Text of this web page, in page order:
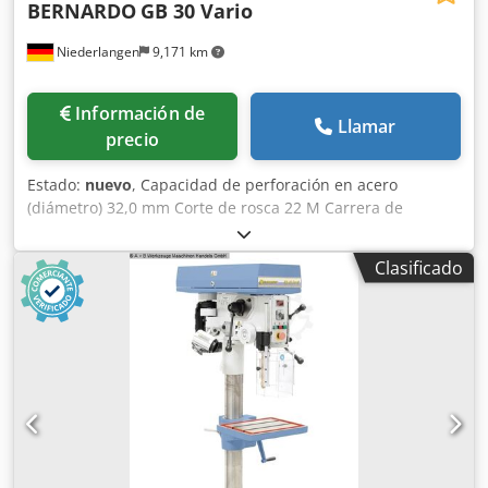
Niederlangen 9,171 km
BERNARDO GB 30 Vario
Información de
precio
Llamar
Estado: nuevo, Capacidad de perforación en acero
(diámetro) 32,0 mm Corte de rosca 22 M Carrera de
perforación 125 mm profundidad de garganta 280 mm
Cono morse 3 MK Mesa: 450 x 380 mm / ranura de 14 mm
Velocidad 70 - 3.500 rpm Avance 0,1 / 0,2 / 0,3 mm/rev
Diámetro de la columna 110 mm Peso 320 kg Dimensiones
L-A-H 500x800x2.100 mm Potencia total necesaria 1,1 / 2,2
kW Características Velocidad infinitamente variable, ideal
para ajustar la velocidad de corte deseada. velocidad de
corte. Expulsor automático de herramientas y de rosca de
serie. Avance electromecánico de la broca, ajustable de 0,1
a 0,3 mm/rev. Mesa maciza de fundición gris con
superficie de apoyo giratoria y basculante Las ranuras en T
Clasificado